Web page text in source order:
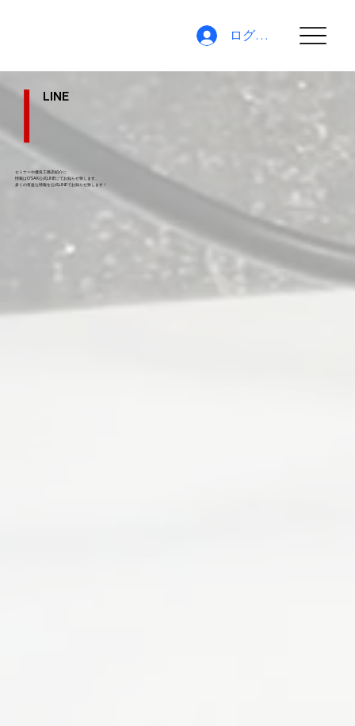
ログイン
LINE
セミナーや優良工務店紹介に
情報はO'SAK公式LINEにてお知らせ致します。
​多くの有益な情報を公式LINEでお知らせ致します！